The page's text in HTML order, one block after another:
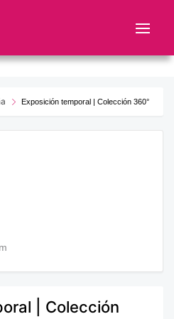
Exposición temporal | Colección 360°
| Colección